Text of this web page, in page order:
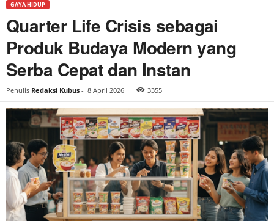
GAYA HIDUP
Quarter Life Crisis sebagai
Produk Budaya Modern yang
Serba Cepat dan Instan
Penulis Redaksi Kubus - 8 April 2026 3355